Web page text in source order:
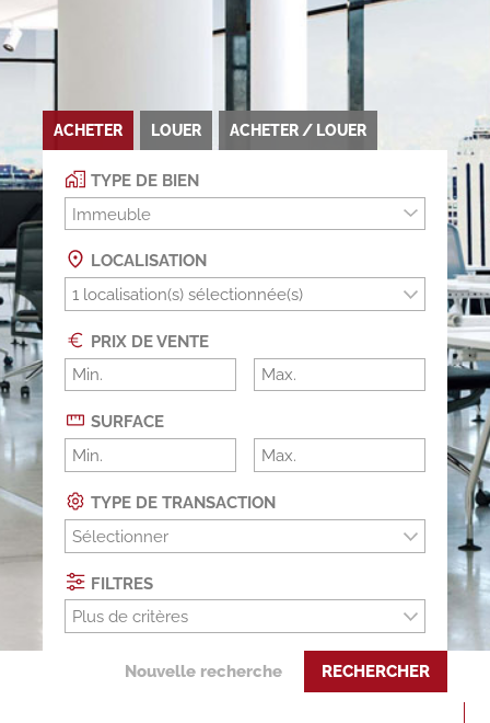
ACHETER LOUER ACHETER / LOUER
TYPE DE BIEN
Immeuble
LOCALISATION
PRIX DE VENTE
SURFACE
TYPE DE TRANSACTION
Sélectionner
FILTRES
Plus de critères
Nouvelle recherche RECHERCHER